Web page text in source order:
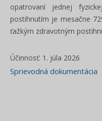
opatrovaní jednej
postihnutím je mesačne
ťažkým zdravotným
Účinnosť: 1. júla 2026
Sprievodná dokumentácia